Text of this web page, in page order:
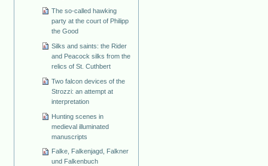
The so-called hawking
party at the court of Philipp
the Good
Silks and saints: the Rider
and Peacock silks from the
relics of St. Cuthbert
Two falcon devices of the
Strozzi: an attempt at
interpretation
Hunting scenes in
medieval illuminated
manuscripts
Falke, Falkenjagd, Falkner
und Falkenbuch